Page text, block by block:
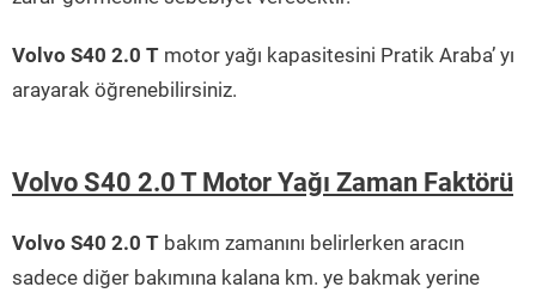
Volvo S40 2.0 T motor yağı kapasitesini Pratik Araba’ yı
arayarak öğrenebilirsiniz.
Volvo S40 2.0 T Motor Yağı Zaman Faktörü
Volvo S40 2.0 T bakım zamanını belirlerken aracın
sadece diğer bakımına kalana km. ye bakmak yerine